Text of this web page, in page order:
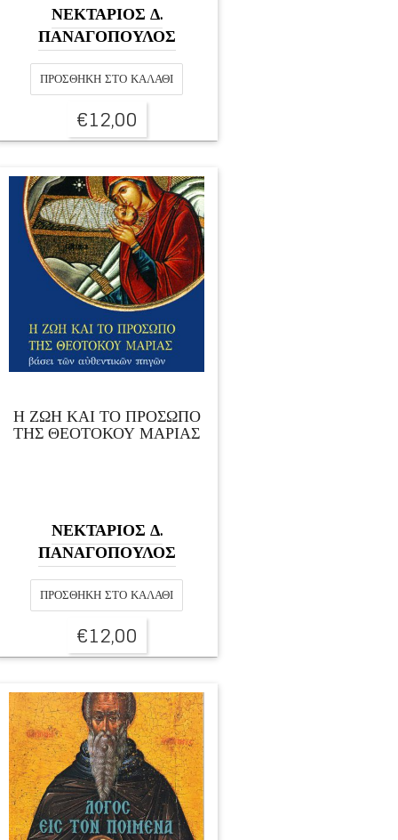
ΝΕΚΤΑΡΙΟΣ Δ.
ΠΑΝΑΓΟΠΟΥΛΟΣ
ΠΡΟΣΘΉΚΗ ΣΤΟ ΚΑΛΆΘΙ
€12,00
Η ΖΩΗ ΚΑΙ ΤΟ ΠΡΟΣΩΠΟ
ΤΗΣ ΘΕΟΤΟΚΟΥ ΜΑΡΙΑΣ
ΝΕΚΤΑΡΙΟΣ Δ.
ΠΑΝΑΓΟΠΟΥΛΟΣ
ΠΡΟΣΘΉΚΗ ΣΤΟ ΚΑΛΆΘΙ
€12,00